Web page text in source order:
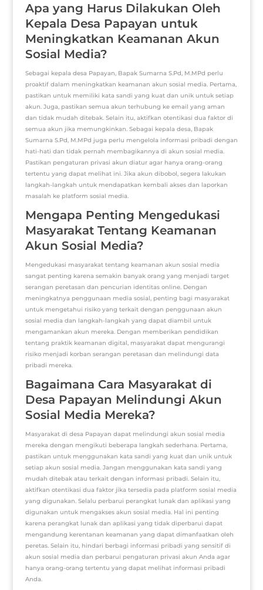
Apa yang Harus Dilakukan Oleh
Kepala Desa Papayan untuk
Meningkatkan Keamanan Akun
Sosial Media?
Sebagai kepala desa Papayan, Bapak Sumarna S.Pd, M.MPd perlu
proaktif dalam meningkatkan keamanan akun sosial media. Pertama,
pastikan untuk memiliki kata sandi yang kuat dan unik untuk setiap
akun. Juga, pastikan semua akun terhubung ke email yang aman
dan tidak mudah ditebak. Selain itu, aktifkan otentikasi dua faktor di
semua akun jika memungkinkan. Sebagai kepala desa, Bapak
Sumarna S.Pd, M.MPd juga perlu mengelola informasi pribadi dengan
hati-hati dan tidak pernah membagikannya di akun sosial media.
Pastikan pengaturan privasi akun diatur agar hanya orang-orang
tertentu yang dapat melihat ini. Jika akun dibobol, segera lakukan
langkah-langkah untuk mendapatkan kembali akses dan laporkan
masalah ke platform sosial media.
Mengapa Penting Mengedukasi
Masyarakat Tentang Keamanan
Akun Sosial Media?
Mengedukasi masyarakat tentang keamanan akun sosial media
sangat penting karena semakin banyak orang yang menjadi target
serangan peretasan dan pencurian identitas online. Dengan
meningkatnya penggunaan media sosial, penting bagi masyarakat
untuk mengetahui risiko yang terkait dengan penggunaan akun
sosial media dan langkah-langkah yang dapat diambil untuk
mengamankan akun mereka. Dengan memberikan pendidikan
tentang praktik keamanan digital, masyarakat dapat mengurangi
risiko menjadi korban serangan peretasan dan melindungi data
pribadi mereka.
Bagaimana Cara Masyarakat di
Desa Papayan Melindungi Akun
Sosial Media Mereka?
Masyarakat di desa Papayan dapat melindungi akun sosial media
mereka dengan mengikuti beberapa langkah sederhana. Pertama,
pastikan untuk menggunakan kata sandi yang kuat dan unik untuk
setiap akun sosial media. Jangan menggunakan kata sandi yang
mudah ditebak atau terkait dengan informasi pribadi. Selain itu,
aktifkan otentikasi dua faktor jika tersedia pada platform sosial media
yang digunakan. Selalu perbarui perangkat lunak dan aplikasi yang
digunakan untuk mengakses akun sosial media. Hal ini penting
karena perangkat lunak dan aplikasi yang tidak diperbarui dapat
mengandung kerentanan keamanan yang dapat dimanfaatkan oleh
peretas. Selain itu, hindari berbagi informasi pribadi yang sensitif di
akun sosial media dan perbarui pengaturan privasi akun Anda agar
hanya orang-orang tertentu yang dapat melihat informasi pribadi
Anda.